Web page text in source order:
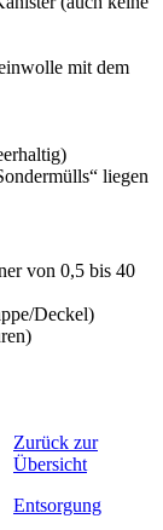
mit dem
liegen
von 0,5 bis 40
Deckel)
Zurück zur
Übersicht
Entsorgung